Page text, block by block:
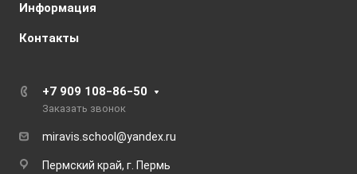
Информация
Контакты
+7 909 108‒86‒50
Заказать звонок
miravis.school@yandex.ru
Пермский край, г. Пермь